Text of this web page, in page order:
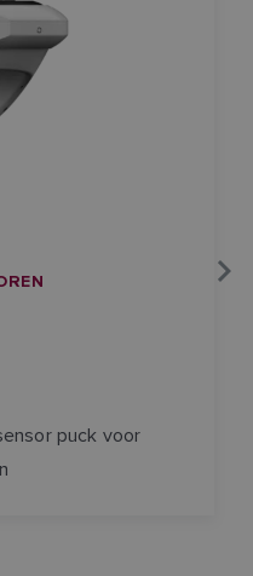
puck voor